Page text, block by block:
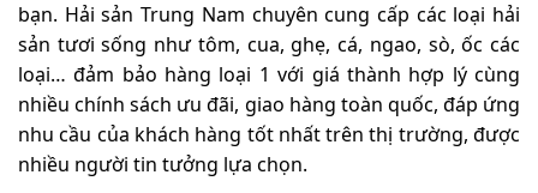
bạn. Hải sản Trung Nam chuyên cung cấp các loại hải
sản tươi sống như tôm, cua, ghẹ, cá, ngao, sò, ốc các
loại… đảm bảo hàng loại 1 với giá thành hợp lý cùng
nhiều chính sách ưu đãi, giao hàng toàn quốc, đáp ứng
nhu cầu của khách hàng tốt nhất trên thị trường, được
nhiều người tin tưởng lựa chọn.